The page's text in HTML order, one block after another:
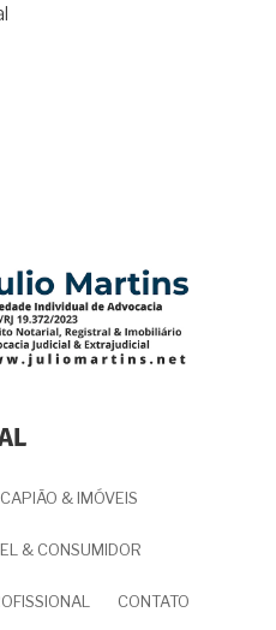
& IMÓVEIS
& CONSUMIDOR
CONTATO